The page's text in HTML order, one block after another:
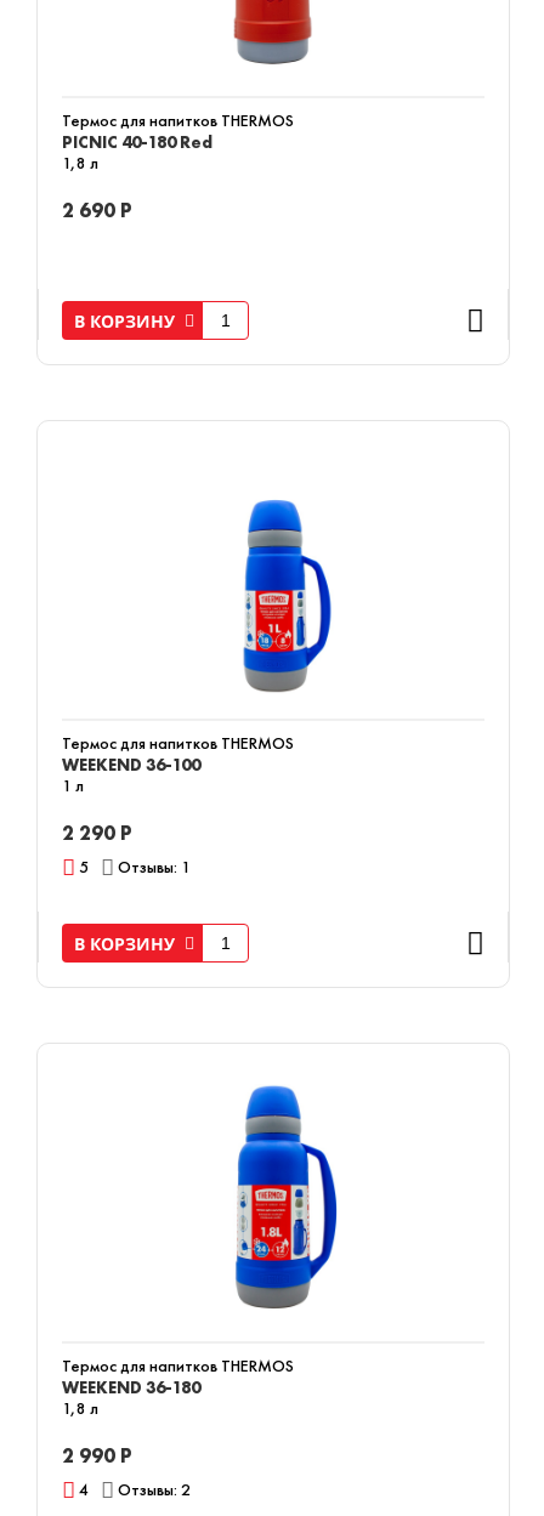
Термос для напитков THERMOS
PICNIC 40-180 Red
1,8 л
2 690 Р
В КОРЗИНУ
Термос для напитков THERMOS
WEEKEND 36-100
1 л
2 290 Р
5 Отзывы: 1
В КОРЗИНУ
Термос для напитков THERMOS
WEEKEND 36-180
1,8 л
2 990 Р
4 Отзывы: 2